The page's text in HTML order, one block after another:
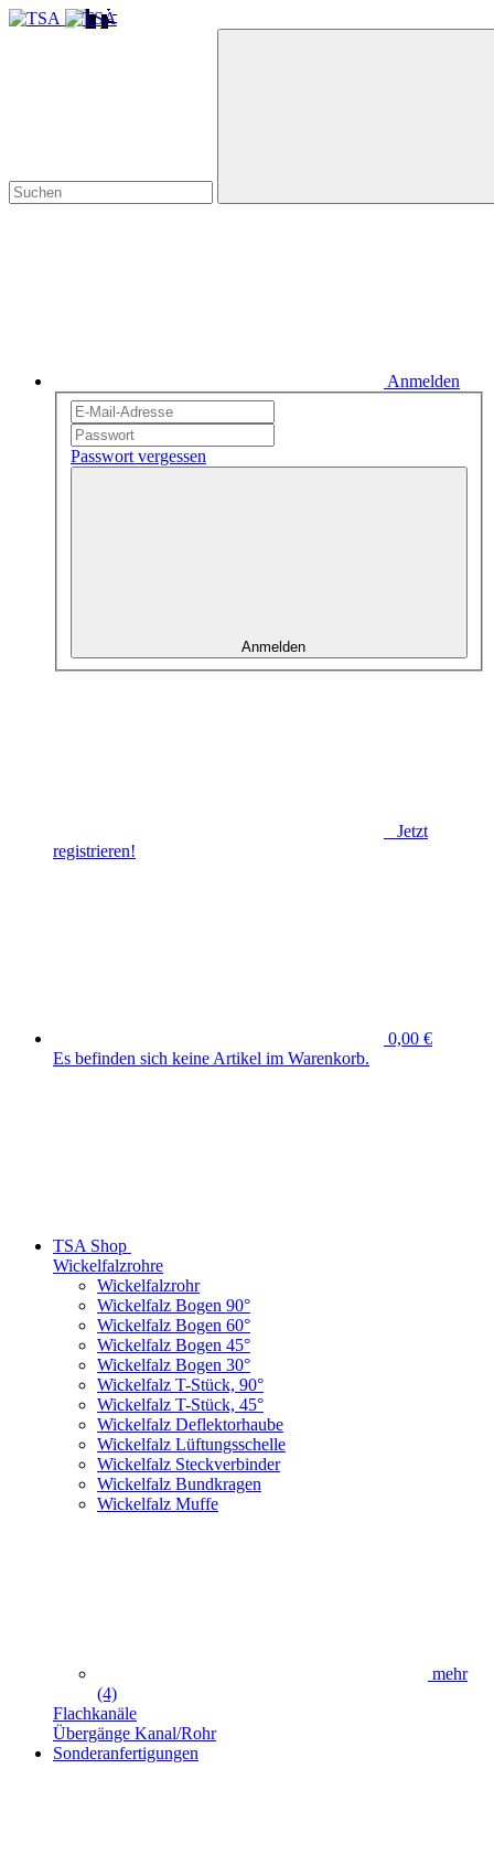
Anmelden
Passwort vergessen
Anmelden
Jetzt
registrieren!
0,00 €
Es befinden sich keine Artikel im Warenkorb.
TSA Shop
Wickelfalzrohre
Wickelfalzrohr
Wickelfalz Bogen 90°
Wickelfalz Bogen 60°
Wickelfalz Bogen 45°
Wickelfalz Bogen 30°
Wickelfalz T-Stück, 90°
Wickelfalz T-Stück, 45°
Wickelfalz Deflektorhaube
Wickelfalz Lüftungsschelle
Wickelfalz Steckverbinder
Wickelfalz Bundkragen
Wickelfalz Muffe
mehr
(4)
Flachkanäle
Übergänge Kanal/Rohr
Sonderanfertigungen